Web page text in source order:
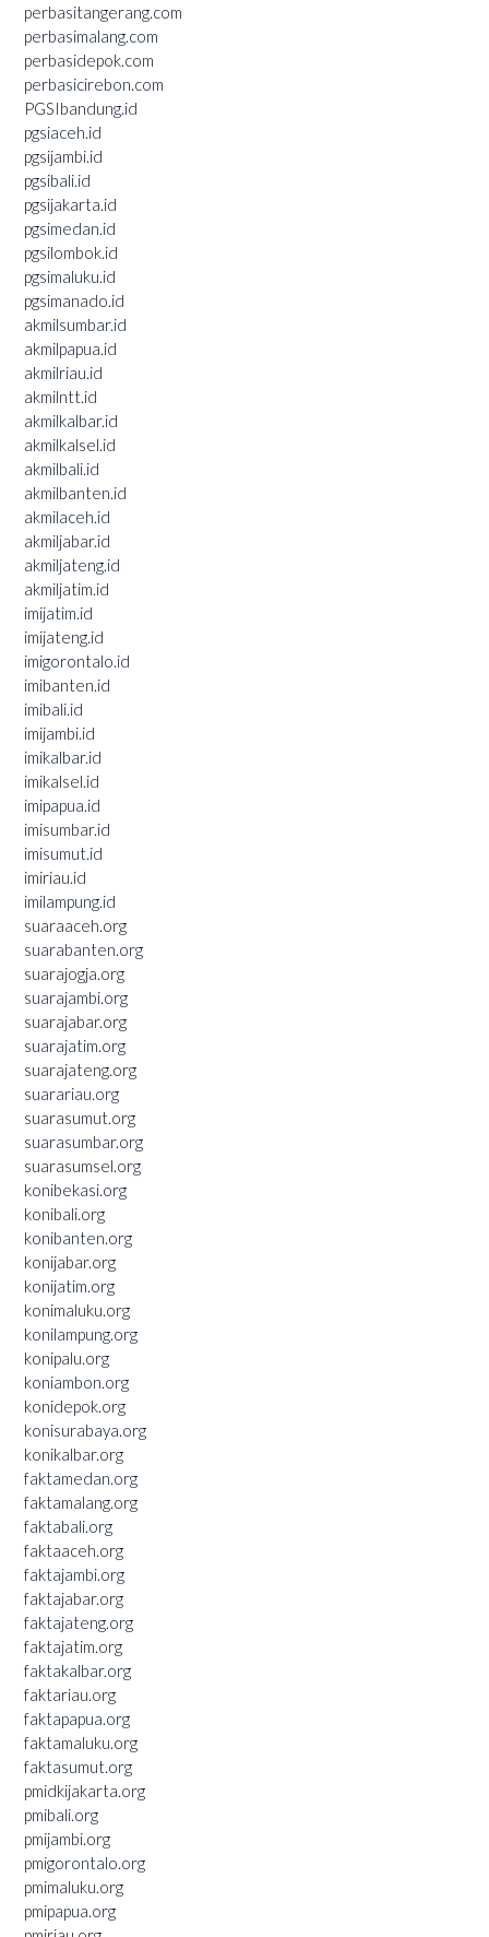
perbasitangerang.com
perbasimalang.com
perbasidepok.com
perbasicirebon.com
PGSIbandung.id
pgsiaceh.id
pgsijambi.id
pgsibali.id
pgsijakarta.id
pgsimedan.id
pgsilombok.id
pgsimaluku.id
pgsimanado.id
akmilsumbar.id
akmilpapua.id
akmilriau.id
akmilntt.id
akmilkalbar.id
akmilkalsel.id
akmilbali.id
akmilbanten.id
akmilaceh.id
akmiljabar.id
akmiljateng.id
akmiljatim.id
imijatim.id
imijateng.id
imigorontalo.id
imibanten.id
imibali.id
imijambi.id
imikalbar.id
imikalsel.id
imipapua.id
imisumbar.id
imisumut.id
imiriau.id
imilampung.id
suaraaceh.org
suarabanten.org
suarajogja.org
suarajambi.org
suarajabar.org
suarajatim.org
suarajateng.org
suarariau.org
suarasumut.org
suarasumbar.org
suarasumsel.org
konibekasi.org
konibali.org
konibanten.org
konijabar.org
konijatim.org
konimaluku.org
konilampung.org
konipalu.org
koniambon.org
konidepok.org
konisurabaya.org
konikalbar.org
faktamedan.org
faktamalang.org
faktabali.org
faktaaceh.org
faktajambi.org
faktajabar.org
faktajateng.org
faktajatim.org
faktakalbar.org
faktariau.org
faktapapua.org
faktamaluku.org
faktasumut.org
pmidkijakarta.org
pmibali.org
pmijambi.org
pmigorontalo.org
pmimaluku.org
pmipapua.org